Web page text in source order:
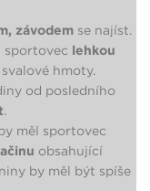
závodem se najíst.
sportovec lehkou
hmoty.
od posledního
.
měl sportovec
obsahující
by měl být spíše